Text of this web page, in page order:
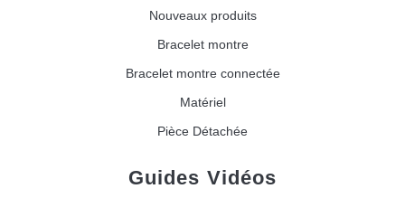
Nouveaux produits
Bracelet montre
Bracelet montre connectée
Matériel
Pièce Détachée
Guides Vidéos